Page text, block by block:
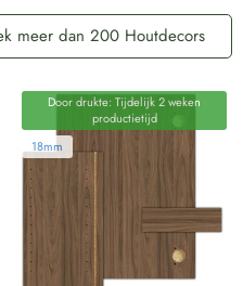
meer dan 200 Houtdecors
Door drukte: Tijdelijk 2 weken
productietijd
18mm